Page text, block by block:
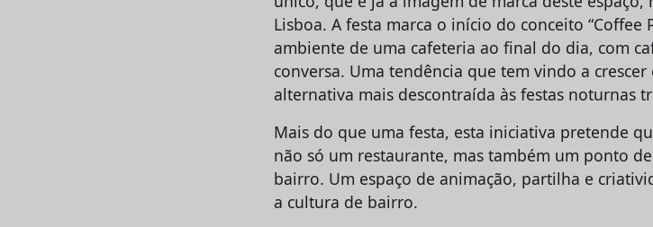
Lisboa. A festa marca o início do conceito
ambiente de uma cafeteria ao final do dia, com
conversa. Uma tendência que tem vindo a
alternativa mais descontraída às festas noturnas
Mais do que uma festa, esta iniciativa pretende
não só um restaurante, mas também um ponto
bairro. Um espaço de animação, partilha e
a cultura de bairro.